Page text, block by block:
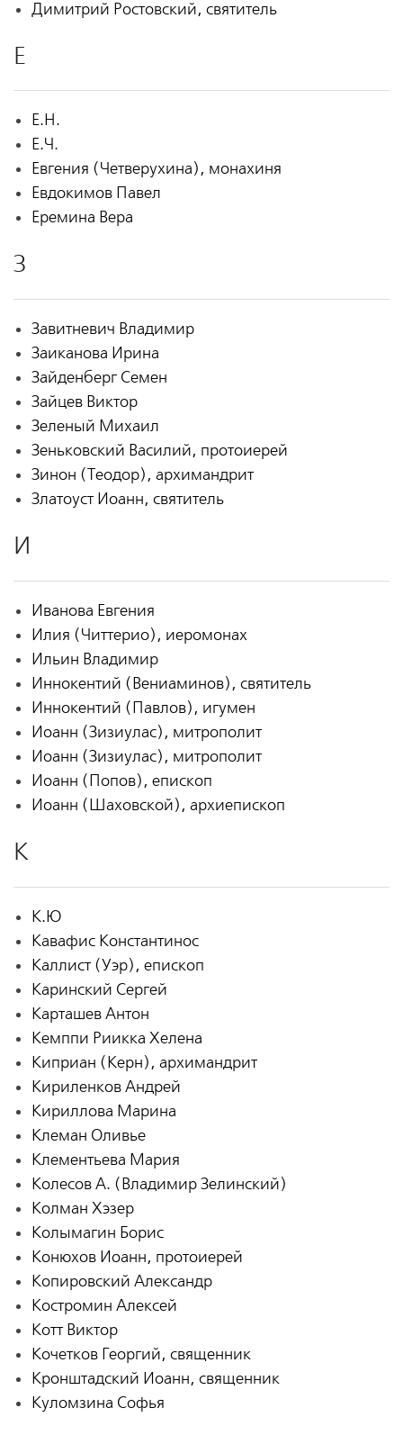
Димитрий Ростовский, святитель
Е
Е.Н.
Е.Ч.
Евгения (Четверухина), монахиня
Евдокимов Павел
Еремина Вера
З
Завитневич Владимир
Заиканова Ирина
Зайденберг Семен
Зайцев Виктор
Зеленый Михаил
Зеньковский Василий, протоиерей
Зинон (Теодор), архимандрит
Златоуст Иоанн, святитель
И
Иванова Евгения
Илия (Читтерио), иеромонах
Ильин Владимир
Иннокентий (Вениаминов), святитель
Иннокентий (Павлов), игумен
Иоанн (Зизиулас), митрополит
Иоанн (Зизиулас), митрополит
Иоанн (Попов), епископ
Иоанн (Шаховской), архиепископ
К
К.Ю
Кавафис Константинос
Каллист (Уэр), епископ
Каринский Сергей
Карташев Антон
Кемппи Риикка Хелена
Киприан (Керн), архимандрит
Кириленков Андрей
Кириллова Марина
Клеман Оливье
Клементьева Мария
Колесов А. (Владимир Зелинский)
Колман Хэзер
Колымагин Борис
Конюхов Иоанн, протоиерей
Копировский Александр
Костромин Алексей
Котт Виктор
Кочетков Георгий, священник
Кронштадский Иоанн, священник
Куломзина Софья